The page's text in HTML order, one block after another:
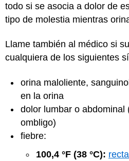
todo si se asocia a dolor de
tipo de molestia mientras
Llame también al médico si
cualquiera de los siguientes
orina maloliente,
en la orina
dolor lumbar o abdominal
ombligo)
fiebre:
100,4 °F (38 °C):